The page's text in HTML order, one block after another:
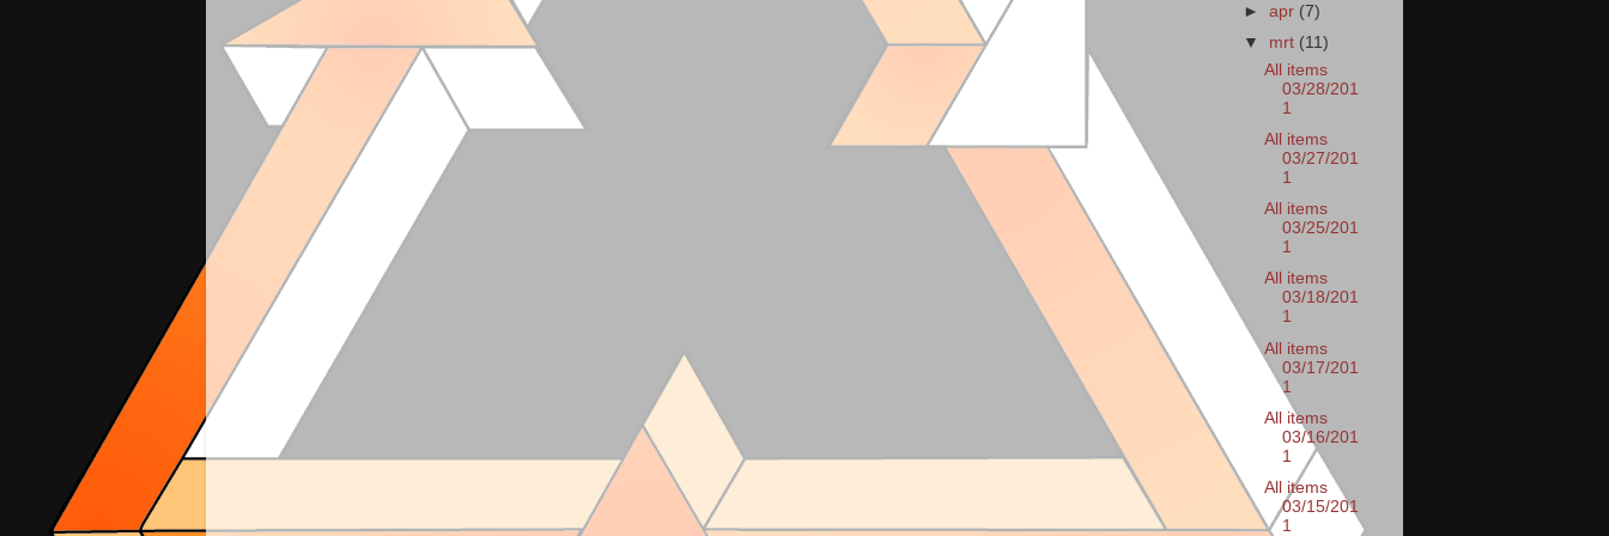
►apr (7)
▼ mrt (11)
All items
03/28/201
1
All items
03/27/201
1
All items
03/25/201
1
All items
03/18/201
1
All items
03/17/201
1
All items
03/16/201
1
All items
03/15/201
1